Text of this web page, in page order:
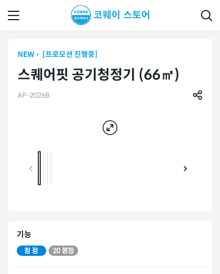
NEW [프로모션 진행중]
스퀘어핏 공기청정기 (66㎡)
AP-2026B
기능